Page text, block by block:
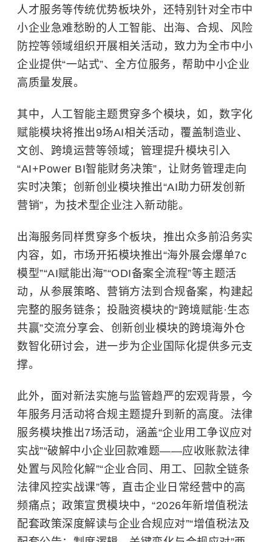
人才服务等传统优势板块外，还特别针对全市中
小企业急难愁盼的人工智能、出海、合规、风险
防控等领域组织开展相关活动，致力为全市中小
企业提供“一站式”、全方位服务，帮助中小企业
高质量发展。
其中，人工智能主题贯穿多个模块，如，数字化
赋能模块将推出9场AI相关活动，覆盖制造业、
文创、跨境运营等领域；管理提升模块引入
“AI+Power BI智能财务决策”，让财务管理走向
实时决策；创新创业模块推出“AI助力研发创新
营销”，为技术型企业注入新动能。
出海服务同样贯穿多个板块，推出众多前沿务实
内容，如，市场开拓模块推出“海外展会爆单7c
模型”“AI赋能出海”“ODI备案全流程”等主题活
动，从参展策略、营销方法到合规备案，构建起
完整的服务链条；投融资模块的“跨境赋能·生态
共赢”交流分享会、创新创业模块的跨境海外仓
数智化研讨会，进一步为企业国际化提供多元支
撑。
此外，面对新法实施与监管趋严的宏观背景，今
年服务月活动将合规主题提升到新的高度。法律
服务模块推出7场活动，涵盖“企业用工争议应对
实战”“破解中小企业回款难题——应收账款法律
处置与风险化解”“企业合同、用工、回款全链条
法律风控实战课”等，直击企业日常经营中的高
频痛点；政策宣贯模块中，“2026年新增值税法
配套政策深度解读与企业合规应对”“增值税法及